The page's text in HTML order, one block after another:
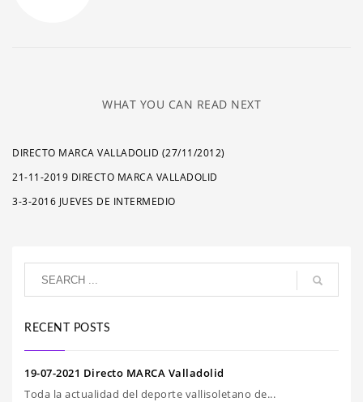
WHAT YOU CAN READ NEXT
DIRECTO MARCA VALLADOLID (27/11/2012)
21-11-2019 DIRECTO MARCA VALLADOLID
3-3-2016 JUEVES DE INTERMEDIO
RECENT POSTS
19-07-2021 Directo MARCA Valladolid
Toda la actualidad del deporte vallisoletano de...